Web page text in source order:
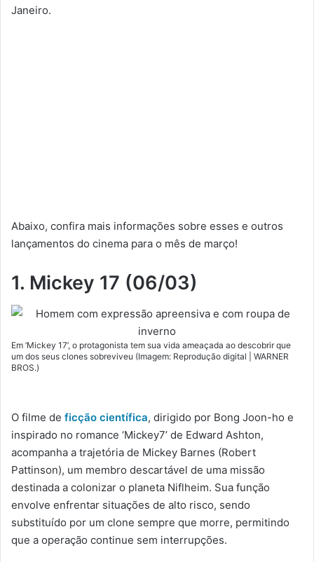
Janeiro.
Abaixo, confira mais informações sobre esses e outros
lançamentos do cinema para o mês de março!
1. Mickey 17 (06/03)
Em ‘Mickey 17’, o protagonista tem sua vida ameaçada ao descobrir que
um dos seus clones sobreviveu (Imagem: Reprodução digital | WARNER
BROS.)
O filme de ficção científica, dirigido por Bong Joon-ho e
inspirado no romance ‘Mickey7’ de Edward Ashton,
acompanha a trajetória de Mickey Barnes (Robert
Pattinson), um membro descartável de uma missão
destinada a colonizar o planeta Niflheim. Sua função
envolve enfrentar situações de alto risco, sendo
substituído por um clone sempre que morre, permitindo
que a operação continue sem interrupções.